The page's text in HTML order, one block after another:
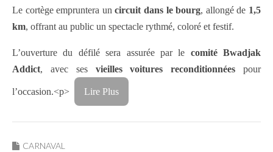
Le cortège empruntera uncircuit dans le bourg, allongé de 1,5
km, offrant au public un spectacle rythmé, coloré et festif.
L’ouverture du défilé sera assurée par le comité Bwadjak
Addict, avec ses vieilles voitures reconditionnées pour
l’occasion.<p> Lire Plus
CARNAVAL